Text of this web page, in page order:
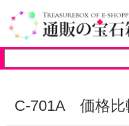
C-701A 価格比